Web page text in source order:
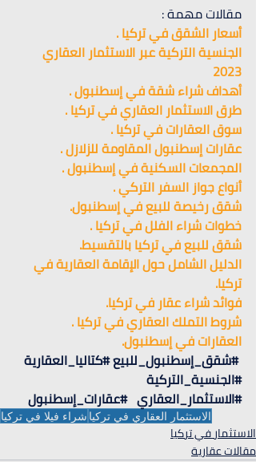
مقالات مهمة :
أسعار الشقق في تركيا .
الجنسية التركية عبر الاستثمار العقاري
2023
أهداف شراء شقة في إسطنبول .
طرق الاستثمار العقاري في تركيا .
سوق العقارات في تركيا .
عقارات إسطنبول المقاومة للزلازل .
المجمعات السكنية في إسطنبول .
أنواع جواز السفر التركي .
شقق رخيصة للبيع في إسطنبول.
خطوات شراء الفلل في تركيا .
شقق للبيع في تركيا بالتقسيط.
الدليل الشامل حول الإقامة العقارية في
تركيا.
فوائد شراء عقار في تركيا.
شروط التملك العقاري في تركيا .
العقارات في إسطنبول.
#شقق_إسطنبول_للبيع#كتاليا_العقارية
#الجنسية_التركية
#الاستثمار_العقاري #عقارات_إسطنبول
الاستثمار العقاري في تركيا شراء فيلا في تركيا
الاستثمار في تركيا
مقالات عقارية